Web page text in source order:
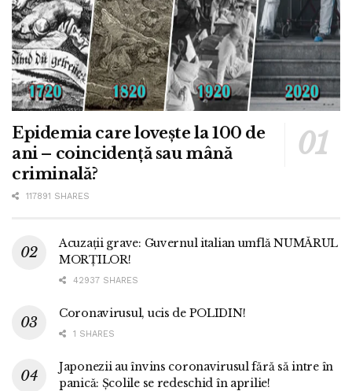
Epidemia care lovește la 100 de
ani – coincidență sau mână
criminală?
117891 SHARES
Acuzații grave: Guvernul italian umflă NUMĂRUL
MORȚILOR!
42937 SHARES
Coronavirusul, ucis de POLIDIN!
1 SHARES
Japonezii au învins coronavirusul fără să intre în
panică: Școlile se redeschid în aprilie!